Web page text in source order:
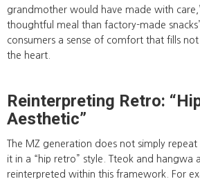
grandmother would have made with
thoughtful meal than factory-made
consumers a sense of comfort that fills
the heart.
Reinterpreting Retro:
Aesthetic”
The MZ generation does not simply
it in a “hip retro” style. Tteok and hangwa
reinterpreted within this framework. For